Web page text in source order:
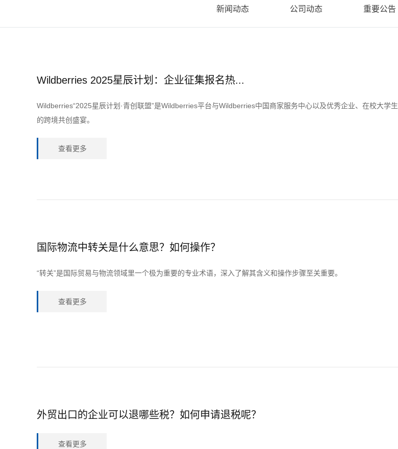
新闻动态 公司动态 重要公告
Wildberries 2025星辰计划：企业征集报名热...
Wildberries“2025星辰计划·青创联盟”是Wildberries平台与Wildberries中国商家服务中心以及优秀企业、在校大学生
的跨境共创盛宴。
查看更多
国际物流中转关是什么意思？如何操作？
“转关”是国际贸易与物流领域里一个极为重要的专业术语，深入了解其含义和操作步骤至关重要。
查看更多
外贸出口的企业可以退哪些税？如何申请退税呢？
查看更多